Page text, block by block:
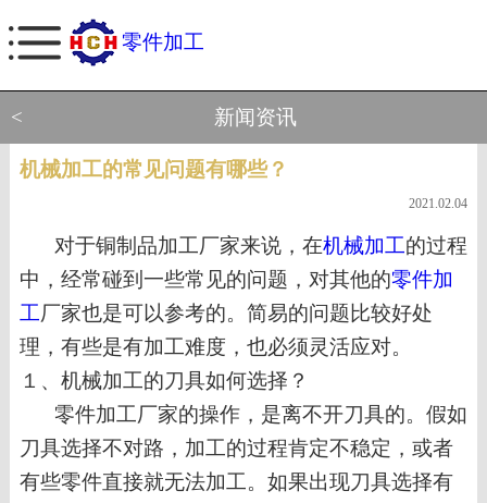
零件加工
< 新闻资讯
机械加工的常见问题有哪些？
2021.02.04
对于铜制品加工厂家来说，在机械加工的过程
中，经常碰到一些常见的问题，对其他的零件加
工厂家也是可以参考的。简易的问题比较好处
理，有些是有加工难度，也必须灵活应对。
１、 机械加工的刀具如何选择？
零件加工厂家的操作，是离不开刀具的。假如
刀具选择不对路，加工的过程肯定不稳定，或者
有些零件直接就无法加工。如果出现刀具选择有